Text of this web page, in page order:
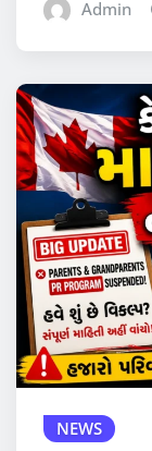
Admin
NEWS